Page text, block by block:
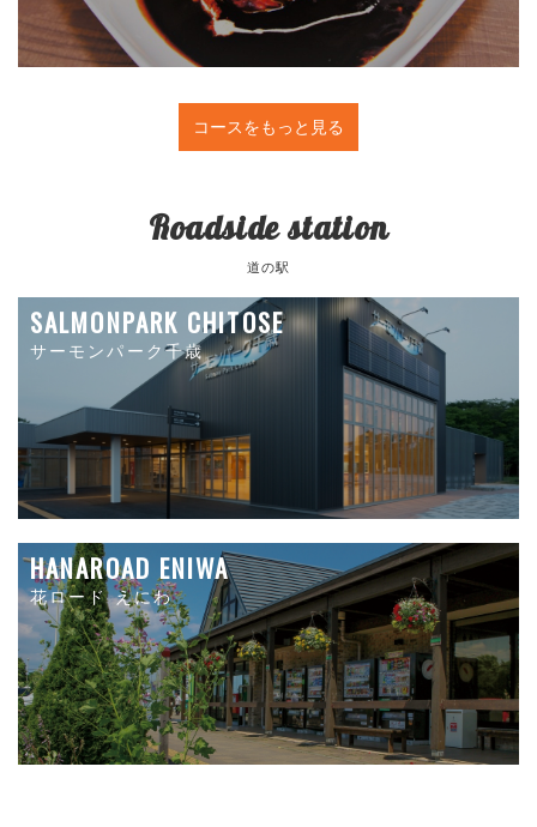
コースをもっと見る
Roadside station
道の駅
SALMONPARK CHITOSE
サーモンパーク千歳
HANAROAD ENIWA
花ロード えにわ